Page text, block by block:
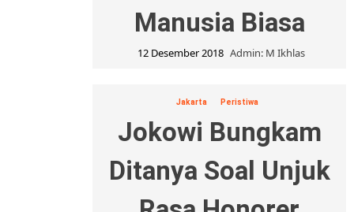
Manusia Biasa
12 Desember 2018 Admin: M Ikhlas
Jakarta Peristiwa
Jokowi Bungkam
Ditanya Soal Unjuk